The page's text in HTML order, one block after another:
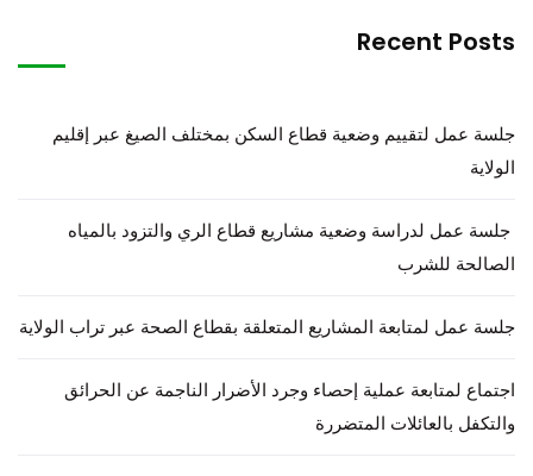
Recent Posts
جلسة عمل لتقييم وضعية قطاع السكن بمختلف الصيغ عبر إقليم
الولاية
جلسة عمل لدراسة وضعية مشاريع قطاع الري والتزود بالمياه
الصالحة للشرب
جلسة عمل لمتابعة المشاريع المتعلقة بقطاع الصحة عبر تراب الولاية
اجتماع لمتابعة عملية إحصاء وجرد الأضرار الناجمة عن الحرائق
والتكفل بالعائلات المتضررة